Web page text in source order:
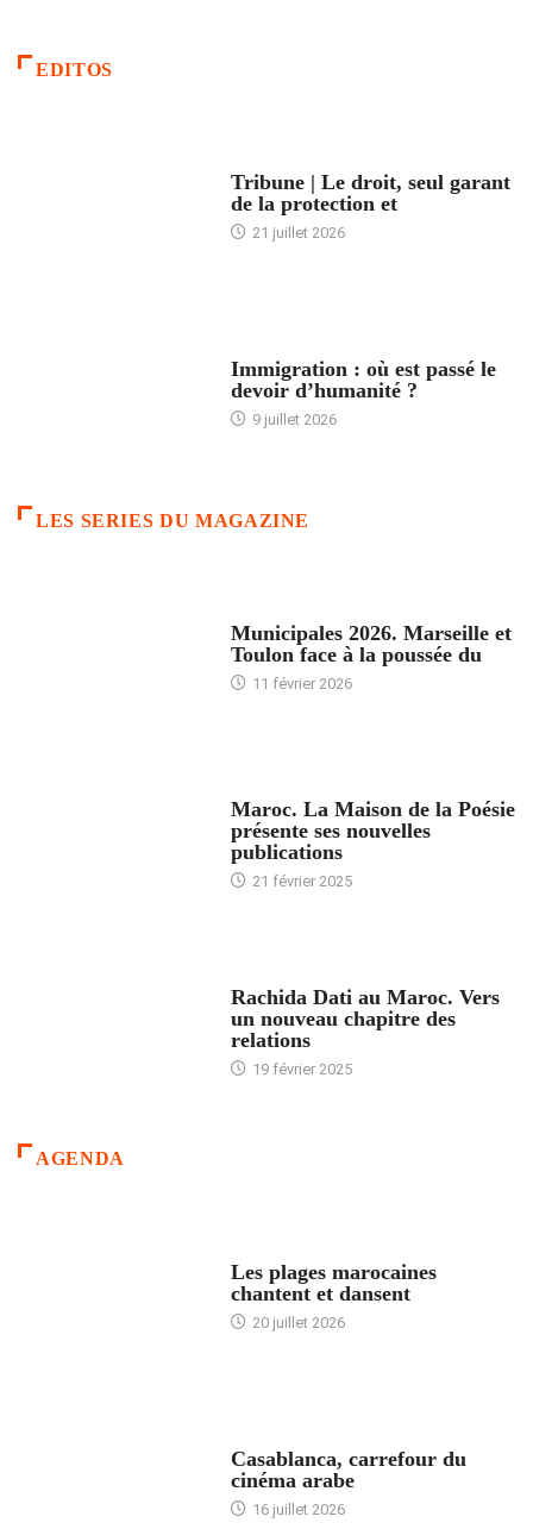
EDITOS
Tribune | Le droit, seul garant
de la protection et
21 juillet 2026
Immigration : où est passé le
devoir d’humanité ?
9 juillet 2026
LES SERIES DU MAGAZINE
Municipales 2026. Marseille et
Toulon face à la poussée du
11 février 2026
Maroc. La Maison de la Poésie
présente ses nouvelles
publications
21 février 2025
Rachida Dati au Maroc. Vers
un nouveau chapitre des
relations
19 février 2025
AGENDA
Les plages marocaines
chantent et dansent
20 juillet 2026
Casablanca, carrefour du
cinéma arabe
16 juillet 2026